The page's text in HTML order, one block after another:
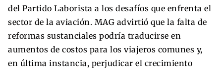
del Partido Laborista a los desafíos que enfrenta el
sector de la aviación. MAG advirtió que la falta de
reformas sustanciales podría traducirse en
aumentos de costos para los viajeros comunes y,
en última instancia, perjudicar el crecimiento